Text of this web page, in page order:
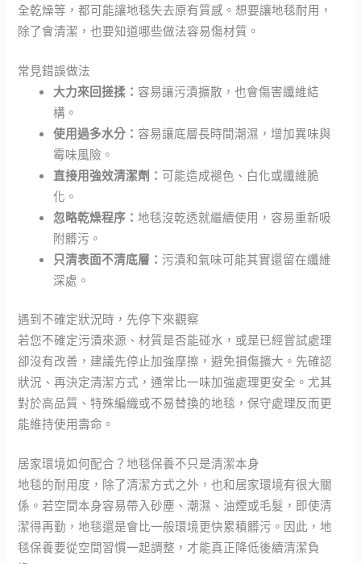
全乾燥等，都可能讓地毯失去原有質感。想要讓地毯耐用，
除了會清潔，也要知道哪些做法容易傷材質。
常見錯誤做法
大力來回搓揉： 容易讓污漬擴散，也會傷害纖維結
構。
使用過多水分： 容易讓底層長時間潮濕，增加異味與
霉味風險。
直接用強效清潔劑： 可能造成褪色、白化或纖維脆
化。
忽略乾燥程序：地毯沒乾透就繼續使用，容易重新吸
附髒污。
只清表面不清底層： 污漬和氣味可能其實還留在纖維
深處。
遇到不確定狀況時，先停下來觀察
若您不確定污漬來源、材質是否能碰水，或是已經嘗試處理
卻沒有改善，建議先停止加強摩擦，避免損傷擴大。先確認
狀況、再決定清潔方式，通常比一味加強處理更安全。尤其
對於高品質、特殊編織或不易替換的地毯，保守處理反而更
能維持使用壽命。
居家環境如何配合？地毯保養不只是清潔本身
地毯的耐用度，除了清潔方式之外，也和居家環境有很大關
係。若空間本身容易帶入砂塵、潮濕、油煙或毛髮，即使清
潔得再勤，地毯還是會比一般環境更快累積髒污。因此，地
毯保養要從空間習慣一起調整，才能真正降低後續清潔負